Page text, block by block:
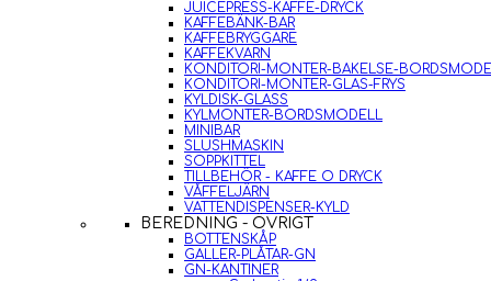
JUICEPRESS-KAFFE-DRYCK
KAFFEBÄNK-BAR
KAFFEBRYGGARE
KAFFEKVARN
KONDITORI-MONTER-BAKELSE-
KONDITORI-MONTER-GLAS-FRYS
KYLDISK-GLASS
KYLMONTER-BORDSMODELL
MINIBAR
SLUSHMASKIN
SOPPKITTEL
TILLBEHÖR - KAFFE O DRYCK
VÅFFELJÄRN
VATTENDISPENSER-KYLD
BEREDNING - ÖVRIGT
BOTTENSKÅP
GALLER-PLÅTAR-GN
GN-KANTINER